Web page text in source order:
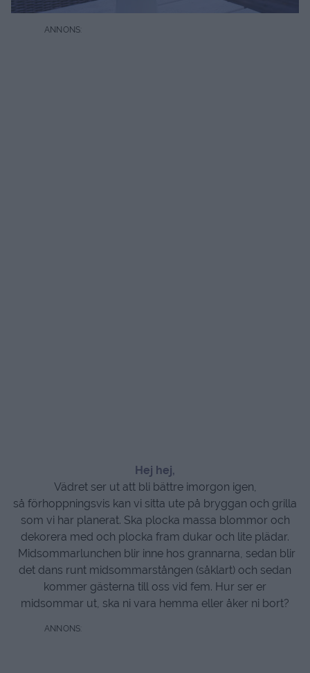
Hej hej,
Vädret ser ut att bli bättre imorgon igen,
så förhoppningsvis kan vi sitta ute på bryggan och grilla
som vi har planerat. Ska plocka massa blommor och
dekorera med och plocka fram dukar och lite plädar.
Midsommarlunchen blir inne hos grannarna, sedan blir
det dans runt midsommarstången (såklart) och sedan
kommer gästerna till oss vid fem. Hur ser er
midsommar ut, ska ni vara hemma eller åker ni bort?